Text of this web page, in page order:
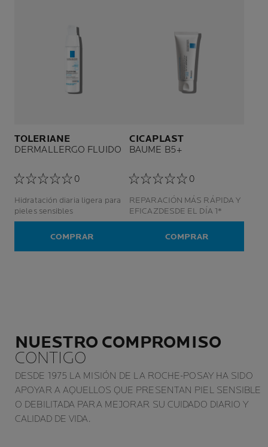
TOLERIANE
DERMALLERGO FLUIDO
0
Hidratación diaria ligera para
pieles sensibles
COMPRAR
CICAPLAST
BAUME B5+
0
REPARACIÓN MÁS RÁPIDA Y
EFICAZDESDE EL DÍA 1*
COMPRAR
NUESTRO COMPROMISO
CONTIGO
DESDE 1975 LA MISIÓN DE LA ROCHE-POSAY HA SIDO
APOYAR A AQUELLOS QUE PRESENTAN PIEL SENSIBLE
O DEBILITADA PARA MEJORAR SU CUIDADO DIARIO Y
CALIDAD DE VIDA.